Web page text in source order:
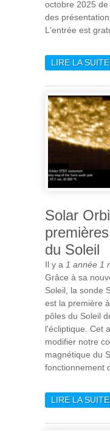
octobre 2025 de
des
L'entrée est
LIRE LA SUITE
Solar
du Soleil
Il y a 1 année 1
Grâce à sa
Soleil, la sonde
est la première
pôles du Soleil
l'écliptique. Cet
modifier notre
magnétique du
fonctionnement
LIRE LA SUITE